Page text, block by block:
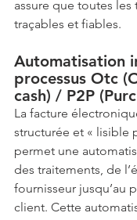
assure que toutes les
traçables et fiables.
Automatisation
processus Otc
cash) / P2P
La facture
structurée et « lisible
permet une
des traitements, de
fournisseur jusqu’au
client. Cette